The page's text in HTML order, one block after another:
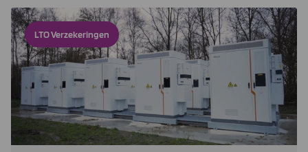
LTO Verzekeringen